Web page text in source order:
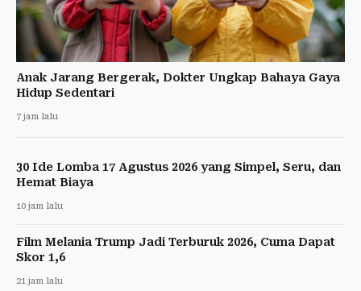
Anak Jarang Bergerak, Dokter Ungkap Bahaya Gaya
Hidup Sedentari
7 jam lalu
30 Ide Lomba 17 Agustus 2026 yang Simpel, Seru, dan
Hemat Biaya
10 jam lalu
Film Melania Trump Jadi Terburuk 2026, Cuma Dapat
Skor 1,6
21 jam lalu